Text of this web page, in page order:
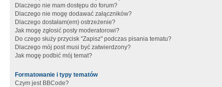
Dlaczego nie mam dostępu do forum?
Dlaczego nie mogę dodawać załączników?
Dlaczego dostałam(em) ostrzeżenie?
Jak mogę zgłosić posty moderatorowi?
Do czego służy przycisk "Zapisz" podczas pisania tematu?
Dlaczego mój post musi być zatwierdzony?
Jak mogę podbić mój temat?
Formatowanie i typy tematów
Czym jest BBCode?